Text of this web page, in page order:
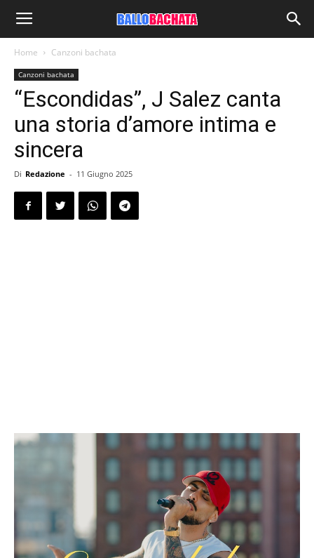
Home Canzoni bachata
Canzoni bachata
“Escondidas”, J Salez canta
una storia d’amore intima e
sincera
Di Redazione - 11 Giugno 2025